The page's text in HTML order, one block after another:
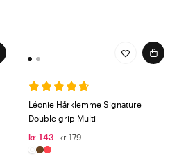
Léonie Hårklemme Signature
Double grip Multi
kr 143
kr 179